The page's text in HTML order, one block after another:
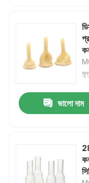
ভিডিও
আমাদের সম্বন্ধে
গুণমান নিয়ন্ত্রণ
ভালো দাম